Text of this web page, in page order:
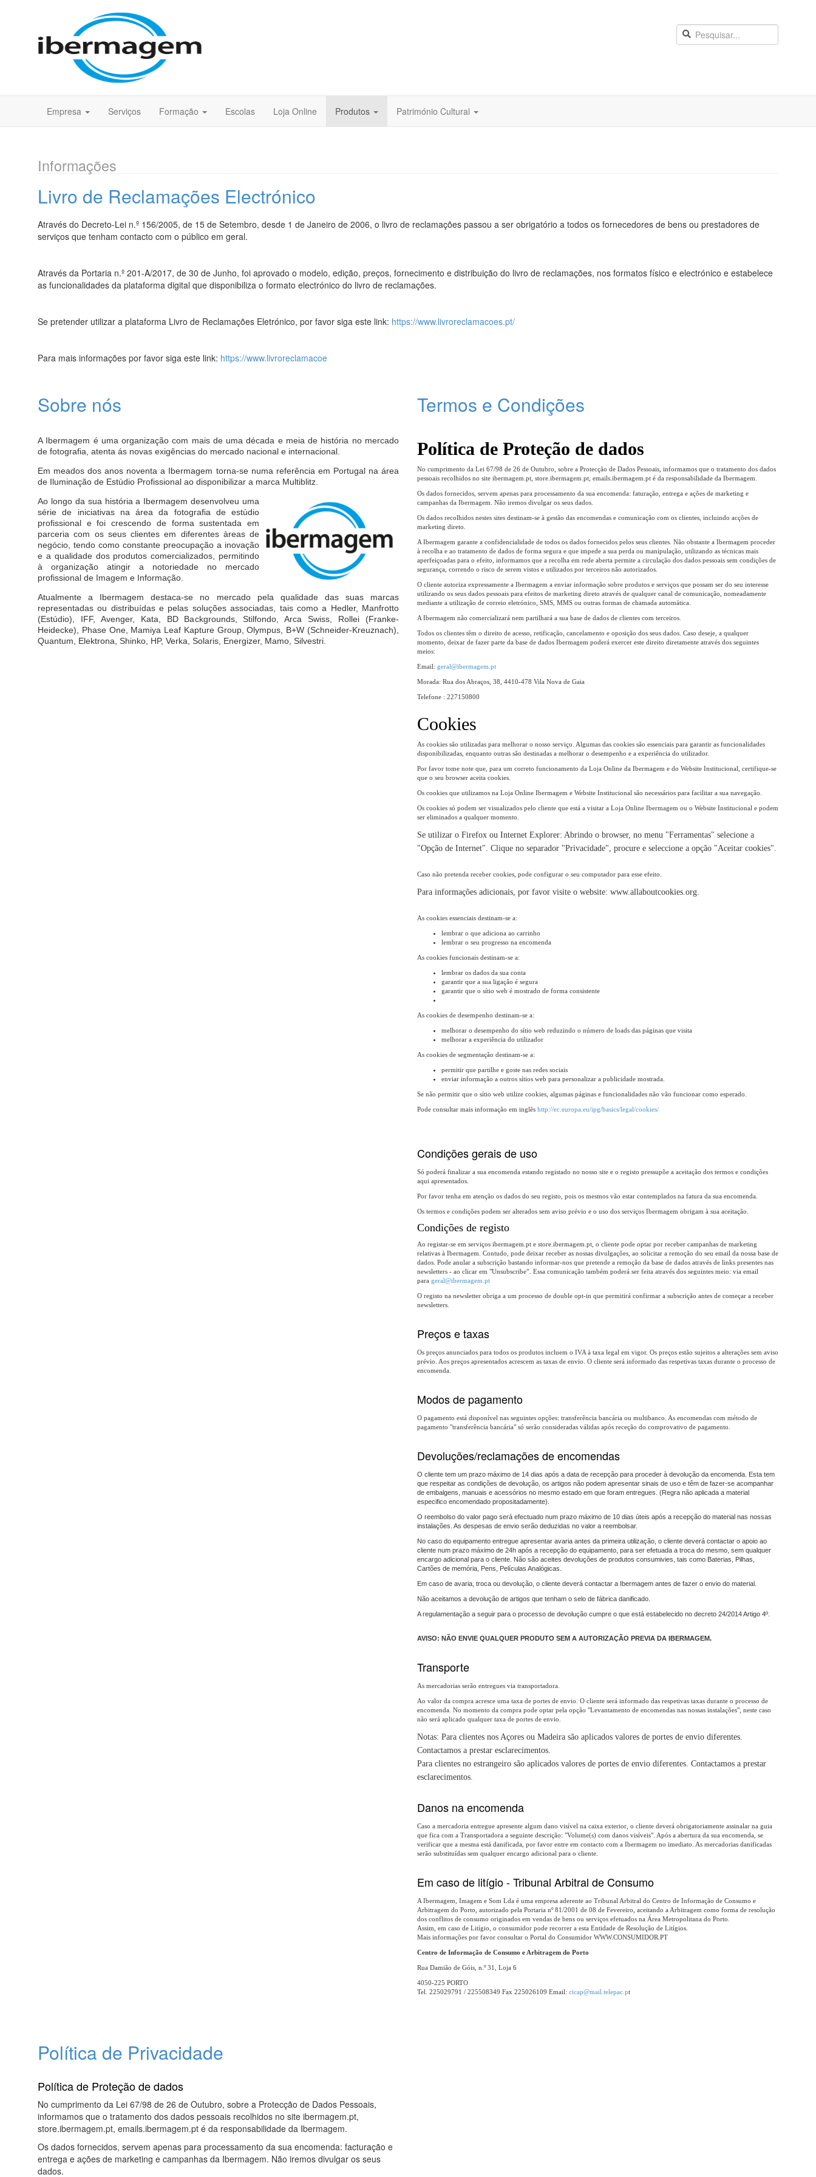
Empresa Serviços Formação Escolas Loja Online Produtos Património Cultural
Informações
Livro de Reclamações Electrónico
Através do Decreto-Lei n.º 156/2005, de 15 de Setembro, desde 1 de Janeiro de 2006, o livro de reclamações passou a ser obrigatório a todos os fornecedores de bens ou prestadores de
serviços que tenham contacto com o público em geral.
Através da Portaria n.º 201-A/2017, de 30 de Junho, foi aprovado o modelo, edição, preços, fornecimento e distribuição do livro de reclamações, nos formatos físico e electrónico e estabelece
as funcionalidades da plataforma digital que disponibiliza o formato electrónico do livro de reclamações.
Se pretender utilizar a plataforma Livro de Reclamações Eletrónico, por favor siga este link: https://www.livroreclamacoes.pt/
Para mais informações por favor siga este link: https://www.livroreclamacoe
Sobre nós
A Ibermagem é uma organização com mais de uma década e meia de história no mercado
de fotografia, atenta ás novas exigências do mercado nacional e internacional.
Em meados dos anos noventa a Ibermagem torna-se numa referência em Portugal na área
de Iluminação de Estúdio Profissional ao disponibilizar a marca Multiblitz.
Ao longo da sua história a Ibermagem desenvolveu uma
série de iniciativas na área da fotografia de estúdio
profissional e foi crescendo de forma sustentada em
parceria com os seus clientes em diferentes àreas de
negócio, tendo como constante preocupação a inovação
e a qualidade dos produtos comercializados, permitindo
à organização atingir a notoriedade no mercado
profissional de Imagem e Informação.
Atualmente a Ibermagem destaca-se no mercado pela qualidade das suas marcas
representadas ou distribuídas e pelas soluções associadas, tais como a Hedler, Manfrotto
(Estúdio), IFF, Avenger, Kata, BD Backgrounds, Stilfondo, Arca Swiss, Rollei (Franke-
Heidecke), Phase One, Mamiya Leaf Kapture Group, Olympus, B+W (Schneider-Kreuznach),
Quantum, Elektrona, Shinko, HP, Verka, Solaris, Energizer, Mamo, Silvestri.
Termos e Condições
Política de Proteção de dados
No cumprimento da Lei 67/98 de 26 de Outubro, sobre a Protecção de Dados Pessoais, informamos que o tratamento dos dados
pessoais recolhidos no site ibermagem.pt, store.ibermagem.pt, emails.ibermagem.pt é da responsabilidade da Ibermagem.
Os dados fornecidos, servem apenas para processamento da sua encomenda: faturação, entrega e ações de marketing e
campanhas da Ibermagem. Não iremos divulgar os seus dados.
Os dados recolhidos nestes sites destinam-se à gestão das encomendas e comunicação com os clientes, incluindo acções de
marketing direto.
A Ibermagem garante a confidencialidade de todos os dados fornecidos pelos seus clientes. Não obstante a Ibermagem proceder
à recolha e ao tratamento de dados de forma segura e que impede a sua perda ou manipulação, utilizando as técnicas mais
aperfeiçoadas para o efeito, informamos que a recolha em rede aberta permite a circulação dos dados pessoais sem condições de
segurança, correndo o risco de serem vistos e utilizados por terceiros não autorizados.
O cliente autoriza expressamente a Ibermagem a enviar informação sobre produtos e serviços que possam ser do seu interesse
utilizando os seus dados pessoais para efeitos de marketing direto através de qualquer canal de comunicação, nomeadamente
mediante a utilização de correio eletrónico, SMS, MMS ou outras formas de chamada automática.
A Ibermagem não comercializará nem partilhará a sua base de dados de clientes com terceiros.
Todos os clientes têm o direito de acesso, retificação, cancelamento e oposição dos seus dados. Caso deseje, a qualquer
momento, deixar de fazer parte da base de dados Ibermagem poderá exercer este direito diretamente através dos seguintes
meios:
Email: geral@ibermagem.pt
Morada: Rua dos Abraços, 38, 4410-478 Vila Nova de Gaia
Telefone : 227150800
Cookies
As cookies são utilizadas para melhorar o nosso serviço. Algumas das cookies são essenciais para garantir as funcionalidades
disponibilizadas, enquanto outras são destinadas a melhorar o desempenho e a experiência do utilizador.
Por favor tome note que, para um correto funcionamento da Loja Online da Ibermagem e do Website Institucional, certifique-se
que o seu browser aceita cookies.
Os cookies que utilizamos na Loja Online Ibermagem e Website Institucional são necessários para facilitar a sua navegação.
Os cookies só podem ser visualizados pelo cliente que está a visitar a Loja Online Ibermagem ou o Website Institucional e podem
ser eliminados a qualquer momento.
Se utilizar o Firefox ou Internet Explorer: Abrindo o browser, no menu "Ferramentas" selecione a
"Opção de Internet". Clique no separador "Privacidade", procure e seleccione a opção "Aceitar cookies".
Caso não pretenda receber cookies, pode configurar o seu computador para esse efeito.
Para informações adicionais, por favor visite o website: www.allaboutcookies.org.
As cookies essenciais destinam-se a:
lembrar o que adiciona ao carrinho
lembrar o seu progresso na encomenda
As cookies funcionais destinam-se a:
lembrar os dados da sua conta
garantir que a sua ligação é segura
garantir que o sítio web é mostrado de forma consistente
As cookies de desempenho destinam-se a:
melhorar o desempenho do sítio web reduzindo o número de loads das páginas que visita
melhorar a experiência do utilizador
As cookies de segmentação destinam-se a:
permitir que partilhe e goste nas redes sociais
enviar informação a outros sítios web para personalizar a publicidade mostrada.
Se não permitir que o sítio web utilize cookies, algumas páginas e funcionalidades não vão funcionar como esperado.
Pode consultar mais informação em inglês http://ec.europa.eu/ipg/basics/legal/cookies/
Condições gerais de uso
Só poderá finalizar a sua encomenda estando registado no nosso site e o registo pressupõe a aceitação dos termos e condições
aqui apresentados.
Por favor tenha em atenção os dados do seu registo, pois os mesmos vão estar contemplados na fatura da sua encomenda.
Os termos e condições podem ser alterados sem aviso prévio e o uso dos serviços Ibermagem obrigam à sua aceitação.
Condições de registo
Ao registar-se em serviços ibermagem.pt e store.ibermagem.pt, o cliente pode optar por receber campanhas de marketing
relativas à Ibermagem. Contudo, pode deixar receber as nossas divulgações, ao solicitar a remoção do seu email da nossa base de
dados. Pode anular a subscrição bastando informar-nos que pretende a remoção da base de dados através de links presentes nas
newsletters - ao clicar em "Unsubscribe”. Essa comunicação também poderá ser feita através dos seguintes meio: via email
para geral@ibermagem.pt
O registo na newsletter obriga a um processo de double opt-in que permitirá confirmar a subscrição antes de começar a receber
newsletters.
Preços e taxas
Os preços anunciados para todos os produtos incluem o IVA à taxa legal em vigor. Os preços estão sujeitos a alterações sem aviso
prévio. Aos preços apresentados acrescem as taxas de envio. O cliente será informado das respetivas taxas durante o processo de
encomenda.
Modos de pagamento
O pagamento está disponível nas seguintes opções: transferência bancária ou multibanco. As encomendas com método de
pagamento "transferência bancária" só serão consideradas válidas após receção do comprovativo de pagamento.
Devoluções/reclamações de encomendas
O cliente tem um prazo máximo de 14 dias após a data de recepção para proceder à devolução da encomenda. Esta tem
que respeitar as condições de devolução, os artigos não podem apresentar sinais de uso e têm de fazer-se acompanhar
de embalgens, manuais e acessórios no mesmo estado em que foram entregues. (Regra não aplicada a material
especifico encomendado propositadamente).
O reembolso do valor pago será efectuado num prazo máximo de 10 dias úteis após a recepção do material nas nossas
instalações. As despesas de envio serão deduzidas no valor a reembolsar.
No caso do equipamento entregue apresentar avaria antes da primeira utilização, o cliente deverá contactar o apoio ao
cliente num prazo máximo de 24h após a recepção do equipamento, para ser efetuada a troca do mesmo, sem qualquer
encargo adicional para o cliente. Não são aceites devoluções de produtos consumivies, tais como Baterias, Pilhas,
Cartões de memória, Pens, Películas Analógicas.
Em caso de avaria, troca ou devolução, o cliente deverá contactar a Ibermagem antes de fazer o envio do material.
Não aceitamos a devolução de artigos que tenham o selo de fábrica danificado.
A regulamentação a seguir para o processo de devolução cumpre o que está estabelecido no decreto 24/2014 Artigo 4º.
AVISO: NÃO ENVIE QUALQUER PRODUTO SEM A AUTORIZAÇÃO PREVIA DA IBERMAGEM.
Transporte
As mercadorias serão entregues via transportadora.
Ao valor da compra acresce uma taxa de portes de envio. O cliente será informado das respetivas taxas durante o processo de
encomenda. No momento da compra pode optar pela opção "Levantamento de encomendas nas nossas instalações", neste caso
não será aplicado qualquer taxa de portes de envio.
Notas: Para clientes nos Açores ou Madeira são aplicados valores de portes de envio diferentes.
Contactamos a prestar esclarecimentos.
Para clientes no estrangeiro são aplicados valores de portes de envio diferentes. Contactamos a prestar
esclarecimentos.
Danos na encomenda
Caso a mercadoria entregue apresente algum dano visível na caixa exterior, o cliente deverá obrigatoriamente assinalar na guia
que fica com a Transportadora a seguinte descrição: "Volume(s) com danos visíveis". Após a abertura da sua encomenda, se
verificar que a mesma está danificada, por favor entre em contacto com a Ibermagem no imediato. As mercadorias danificadas
serão substituídas sem qualquer encargo adicional para o cliente.
Em caso de litígio - Tribunal Arbitral de Consumo
A Ibermagem, Imagem e Som Lda é uma empresa aderente ao Tribunal Arbitral do Centro de Informação de Consumo e
Arbitragem do Porto, autorizado pela Portaria nº 81/2001 de 08 de Fevereiro, aceitando a Arbitragem como forma de resolução
dos conflitos de consumo originados em vendas de bens ou serviços efetuados na Área Metropolitana do Porto.
Assim, em caso de Litígio, o consumidor pode recorrer a esta Entidade de Resolução de Litígios.
Mais informações por favor consultar o Portal do Consumidor WWW.CONSUMIDOR.PT
Centro de Informação de Consumo e Arbitragem do Porto
Rua Damião de Góis, n.º 31, Loja 6
4050-225 PORTO
Tel. 225029791 / 225508349 Fax 225026109 Email: cicap@mail.telepac.pt
Política de Privacidade
Política de Proteção de dados
No cumprimento da Lei 67/98 de 26 de Outubro, sobre a Protecção de Dados Pessoais,
informamos que o tratamento dos dados pessoais recolhidos no site ibermagem.pt,
store.ibermagem.pt, emails.ibermagem.pt é da responsabilidade da Ibermagem.
Os dados fornecidos, servem apenas para processamento da sua encomenda: facturação e
entrega e ações de marketing e campanhas da Ibermagem. Não iremos divulgar os seus
dados.